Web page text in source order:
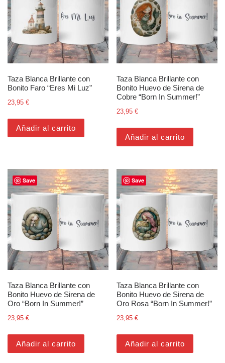
Taza Blanca Brillante con
Bonito Faro “Eres Mi Luz”
23,95 €
Añadir al carrito
Taza Blanca Brillante con
Bonito Huevo de Sirena de
Cobre “Born In Summer!”
23,95€
Añadir al carrito
Save
Taza Blanca Brillante con
Bonito Huevo de Sirena de
Oro “Born In Summer!”
23,95 €
Añadir al carrito
Save
Taza Blanca Brillante con
Bonito Huevo de Sirena de
Oro Rosa “Born In Summer!”
23,95€
Añadir al carrito